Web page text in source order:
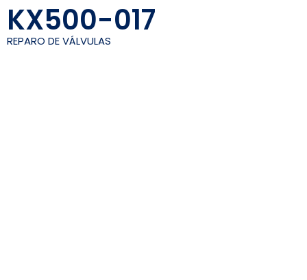
KX500-017
REPARO DE VÁLVULAS